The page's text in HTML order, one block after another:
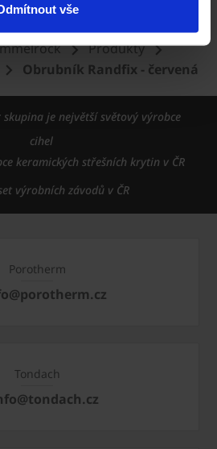
vše
Produkty
Obrubník Randfix - červená
je největší světový výrobce
cihel
keramických střešních krytin v ČR
výrobních závodů v ČR
Porotherm
Tondach